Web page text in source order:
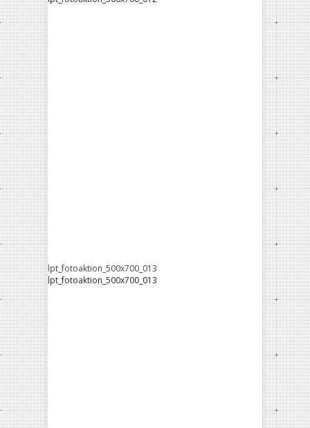
lpt_fotoaktion_500x700_013
lpt_fotoaktion_500x700_013